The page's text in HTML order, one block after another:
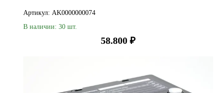
Артикул: AK0000000074
В наличии: 30 шт.
58.800 ₽